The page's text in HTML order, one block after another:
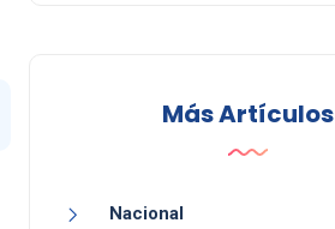
Más Artículos
Nacional